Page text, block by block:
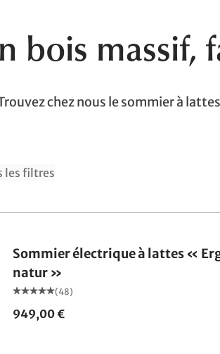
bois massif,
chez nous le sommier à
les filtres
Sommier électrique à lattes «
natur »
(48)
949,00 €